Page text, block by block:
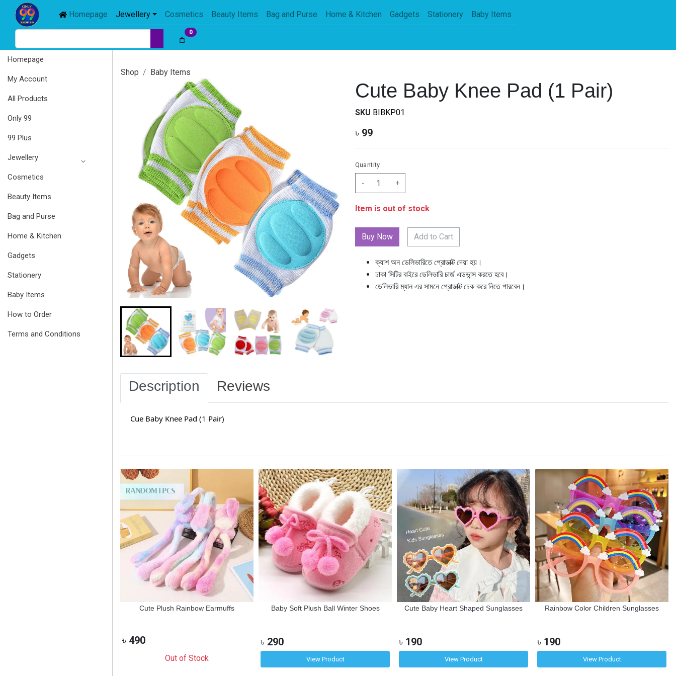
Homepage Jewellery Cosmetics Beauty Items Bag and Purse Home & Kitchen Gadgets Stationery Baby Items
0
Homepage
My Account
All Products
Only 99
99 Plus
Jewellery
Cosmetics
Beauty Items
Bag and Purse
Home & Kitchen
Gadgets
Stationery
Baby Items
How to Order
Terms and Conditions
Shop Baby Items
Cute Baby Knee Pad (1 Pair)
SKU BIBKP01
৳ 99
Quantity
- +
Item is out of stock
Add to Cart
ক্যাশ অন ডেলিভারিতে প্রোডাক্ট দেয়া হয়।
ঢাকা সিটির বাইরে ডেলিভারি চার্জ এডভান্স করতে হবে।
ডেলিভারি ম্যান এর সামনে প্রোডাক্ট চেক করে নিতে পারবেন।
Description Reviews
Cue Baby Knee Pad (1 Pair)
Cute Plush Rainbow Earmuffs
৳ 490
Out of Stock
Baby Soft Plush Ball Winter Shoes
৳ 290
View Product
Cute Baby Heart Shaped Sunglasses
৳ 190
View Product
Rainbow Color Children Sunglasses
৳ 190
View Product